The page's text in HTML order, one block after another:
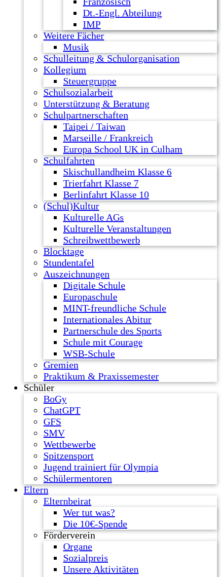
Dt.-Engl. Abteilung
IMP
Weitere Fächer
Musik
Schulleitung & Schulorganisation
Kollegium
Steuergruppe
Schulsozialarbeit
Unterstützung & Beratung
Schulpartnerschaften
Taipei / Taiwan
Marseille / Frankreich
Europa School UK in Culham
Schulfahrten
Skischullandheim Klasse 6
Trierfahrt Klasse 7
Berlinfahrt Klasse 10
(Schul)Kultur
Kulturelle AGs
Kulturelle Veranstaltungen
Schreibwettbewerb
Blocktage
Stundentafel
Auszeichnungen
Digitale Schule
Europaschule
MINT-freundliche Schule
Internationales Abitur
Partnerschule des Sports
Schule mit Courage
WSB-Schule
Gremien
Praktikum & Praxissemester
Schüler
BoGy
ChatGPT
GFS
SMV
Wettbewerbe
Spitzensport
Jugend trainiert für Olympia
Schülermentoren
Eltern
Elternbeirat
Wer tut was?
Die 10€-Spende
Förderverein
Organe
Sozialpreis
Unsere Aktivitäten